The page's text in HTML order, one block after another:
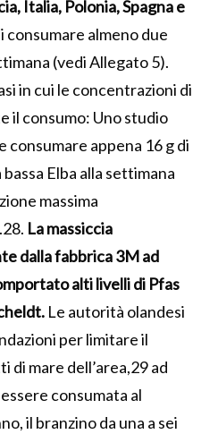
Italia, Polonia, Spagna e
consumare almeno due
(vedi Allegato 5).
in cui le concentrazioni di
il consumo: Uno studio
appena 16 g di
Elba alla settimana
massima
La massiccia
dalla fabbrica 3M ad
alti livelli di Pfas
Le autorità olandesi
per limitare il
di mare dell’area,29 ad
consumata al
il branzino da una a sei